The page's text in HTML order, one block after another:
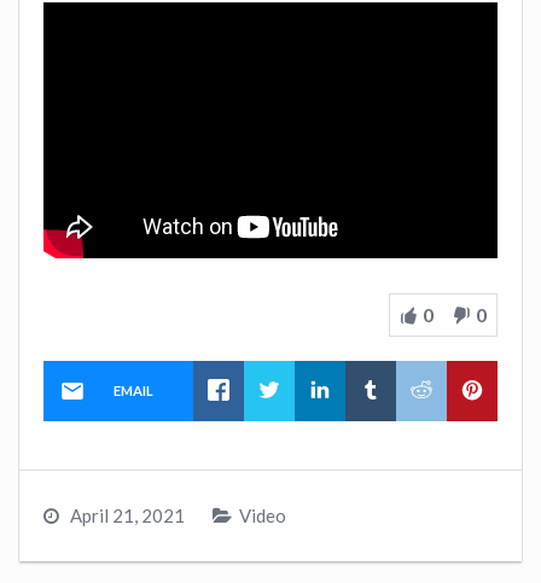
0 0
EMAIL
April 21, 2021 Video